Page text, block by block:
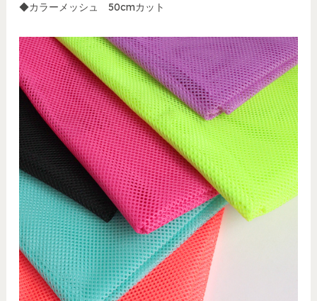
◆カラーメッシュ 50cmカット